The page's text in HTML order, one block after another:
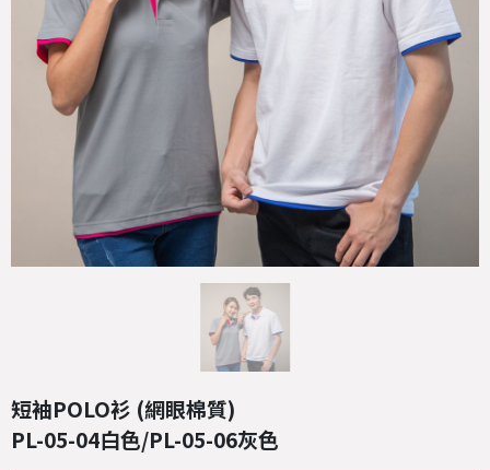
短袖POLO衫 (網眼棉質)
PL-05-04白色/PL-05-06灰色